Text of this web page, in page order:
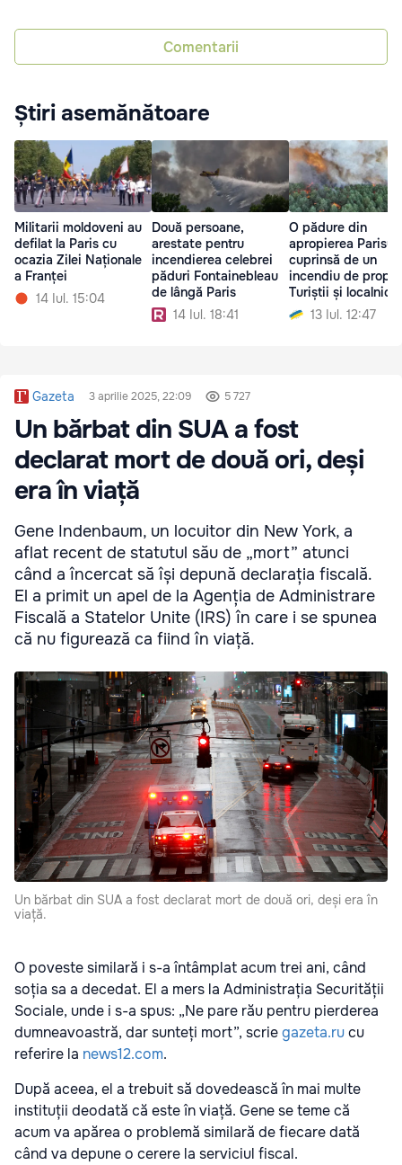
Comentarii
Știri asemănătoare
Militarii moldoveni au
defilat la Paris cu
ocazia Zilei Naționale
a Franței
14 Iul. 15:04
Două persoane,
arestate pentru
incendierea celebrei
păduri Fontainebleau
de lângă Paris
14 Iul. 18:41
O pădure din
apropierea
cuprinsă de un
incendiu de
Turiștii și localnicii,
evacuați
13 Iul. 12:47
Gazeta 3 aprilie 2025, 22:09 5 727
Un bărbat din SUA a fost
declarat mort de două ori, deși
era în viață
Gene Indenbaum, un locuitor din New York, a
aflat recent de statutul său de „mort” atunci
când a încercat să își depună declarația fiscală.
El a primit un apel de la Agenția de Administrare
Fiscală a Statelor Unite (IRS) în care i se spunea
că nu figurează ca fiind în viață.
Un bărbat din SUA a fost declarat mort de două ori, deși era în
viață.
O poveste similară i s-a întâmplat acum trei ani, când
soția sa a decedat. El a mers la Administrația Securității
Sociale, unde i s-a spus: „Ne pare rău pentru pierderea
dumneavoastră, dar sunteți mort”, scriegazeta.rucu
referire la news12.com.
După aceea, el a trebuit să dovedească în mai multe
instituții deodată că este în viață. Gene se teme că
acum va apărea o problemă similară de fiecare dată
când va depune o cerere la serviciul fiscal.